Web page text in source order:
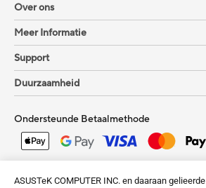
ASUSTeK COMPUTER INC. en daaraan gelieerde
Over ons
Meer Informatie
Support
Duurzaamheid
Ondersteunde Betaalmethode